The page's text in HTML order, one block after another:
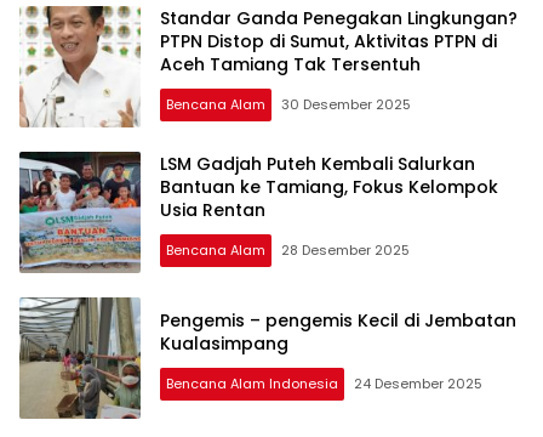
Standar Ganda Penegakan Lingkungan?
PTPN Distop di Sumut, Aktivitas PTPN di
Aceh Tamiang Tak Tersentuh
Bencana Alam 30 Desember 2025
LSM Gadjah Puteh Kembali Salurkan
Bantuan ke Tamiang, Fokus Kelompok
Usia Rentan
Bencana Alam 28 Desember 2025
Pengemis – pengemis Kecil di Jembatan
Kualasimpang
Bencana Alam Indonesia 24 Desember 2025